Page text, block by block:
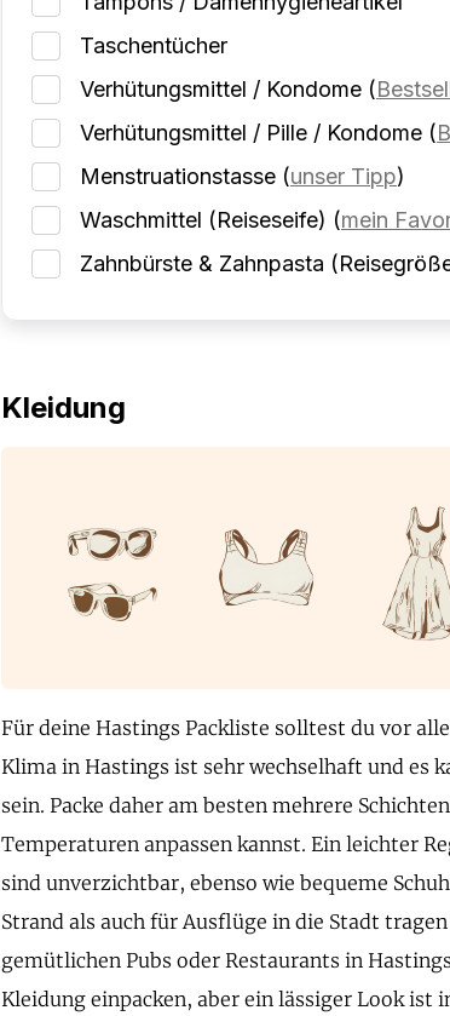
Taschentücher
Verhütungsmittel / Kondome (
Verhütungsmittel / Pille / Kondome (
Menstruationstasse (unser Tipp)
Waschmittel (Reiseseife) (mein
Zahnbürste & Zahnpasta
Kleidung
Für deine Hastings Packliste solltest du vor
Klima in Hastings ist sehr wechselhaft und es
sein. Packe daher am besten mehrere
Temperaturen anpassen kannst. Ein leichter
sind unverzichtbar, ebenso wie bequeme
Strand als auch für Ausflüge in die Stadt
gemütlichen Pubs oder Restaurants in
Kleidung einpacken, aber ein lässiger Look ist